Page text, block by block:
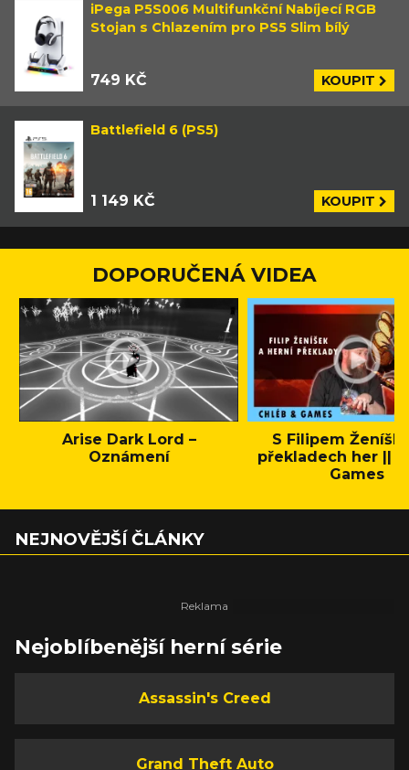
iPega P5S006 Multifunkční Nabíjecí RGB
Stojan s Chlazením pro PS5 Slim bílý
749 KČ KOUPIT
Battlefield 6 (PS5)
1 149 KČ KOUPIT
DOPORUČENÁ VIDEA
Arise Dark Lord –
Oznámení
S Filipem
překladech her ||
Games
NEJNOVĚJŠÍ ČLÁNKY
Nejoblíbenější herní série
Assassin's Creed
Grand Theft Auto